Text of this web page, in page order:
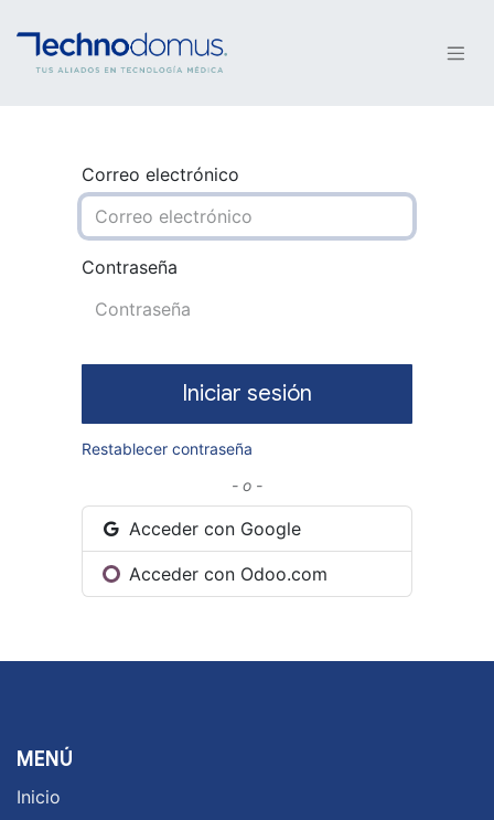
Correo electrónico
Contraseña
Iniciar sesión
Restablecer contraseña
- o -
Acceder con Google
Acceder con Odoo.com
MENÚ
Inicio